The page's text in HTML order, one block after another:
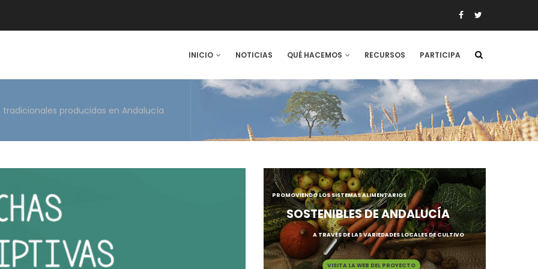
INICIO NOTICIAS QUÉ HACEMOS RECURSOS PARTICIPA
producidas en Andalucía
PROMOVIENDO LOS SISTEMAS ALIMENTARIOS
SOSTENIBLES DE ANDALUCÍA
A TRAVÉS DE LAS VARIEDADES LOCALES DE CULTIVO
VISITA LA WEB DEL PROYECTO